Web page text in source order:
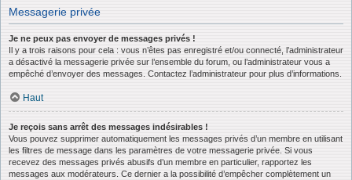
Messagerie privée
Je ne peux pas envoyer de messages privés !
Il y a trois raisons pour cela : vous n’êtes pas enregistré et/ou connecté, l’administrateur
a désactivé la messagerie privée sur l’ensemble du forum, ou l’administrateur vous a
empêché d’envoyer des messages. Contactez l’administrateur pour plus d’informations.
Haut
Je reçois sans arrêt des messages indésirables !
Vous pouvez supprimer automatiquement les messages privés d’un membre en utilisant
les filtres de message dans les paramètres de votre messagerie privée. Si vous
recevez des messages privés abusifs d’un membre en particulier, rapportez les
messages aux modérateurs. Ce dernier a la possibilité d’empêcher complètement un